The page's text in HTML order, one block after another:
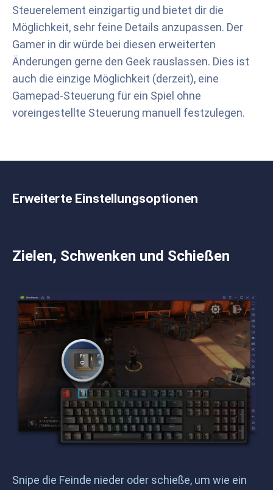
Steuerelement einzigartig und bietet dir die
Möglichkeit, sehr feine Details anzupassen. Der
Gamer in dir würde bei diesen erweiterten
Änderungen gerne den Geek rauslassen. Dies ist
auch die einzige Möglichkeit (derzeit), eine
Gamepad-Steuerung für ein Spiel ohne
voreingestellte Steuerung manuell festzulegen.
Erweiterte Einstellungsoptionen
Zielen, Schwenken und Schießen
Snipe die Feinde nieder oder schieße, um wie ein